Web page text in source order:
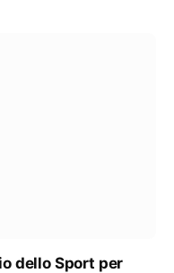
dello Sport per